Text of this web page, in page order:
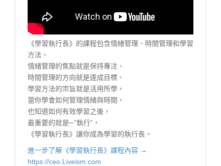
《學習執行長》的課程包含情緒管理、時間管理和學習
方法，
情緒管理的焦點就是保持專注、
時間管理的方向就是達成目標、
學習方法的宗旨就是活用所學，
當你學會如何管理情緒與時間，
也知道如何有效學習之後，
最重要的就是─”執行”，
《學習執行長》讓你成為學習的執行長。
進一步了解《學習執行長》課程內容 →
https://ceo.Liveism.com